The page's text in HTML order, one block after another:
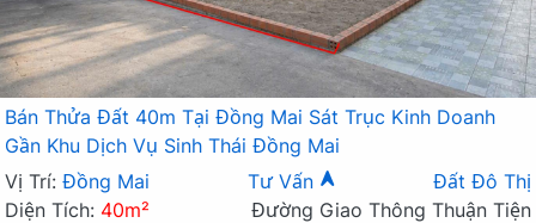
Bán Thửa Đất 40m Tại Đồng Mai Sát Trục Kinh Doanh
Gần Khu Dịch Vụ Sinh Thái Đồng Mai
Vị Trí: Đồng Mai Tư Vấn
Đất Đô Thị
Diện Tích: 40m²
Đường Giao Thông Thuận Tiện